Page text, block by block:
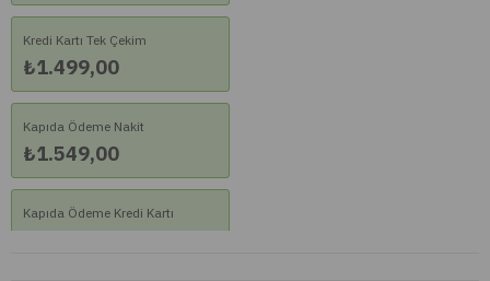
Kredi Kartı Tek Çekim
₺1.499,00
Kapıda Ödeme Nakit
₺1.549,00
Kapıda Ödeme Kredi Kartı